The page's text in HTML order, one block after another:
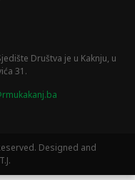
Društva je u Kaknju, u
31.
Designed and